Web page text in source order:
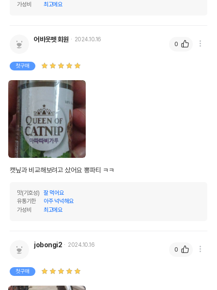
가성비
최고에요
어바웃펫 회원 2024.10.16
첫구매
캣닢과 비교해보려고 샀어요 뽕파티 ㅋㅋ
맛(기호성)
잘 먹어요
유통기한
아주 넉넉해요
가성비
최고에요
0
jobongi2 2024.10.16
첫구매
0